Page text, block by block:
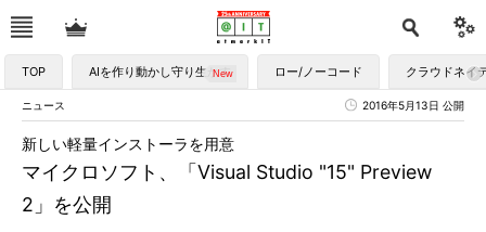
TOP AIを作り動かし守り生かす ロー/ノーコード クラウドネイ
ニュース 2016年5月13日 公開
マイクロソフト、「Visual Studio "15" Preview
2」を公開
新しい軽量インストーラを用意